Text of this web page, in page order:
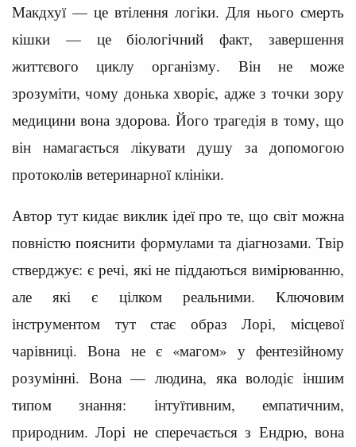
Макдхуї — це втілення логіки. Для нього смерть
кішки — це біологічний факт, завершення
життєвого циклу організму. Він не може
зрозуміти, чому донька хворіє, адже з точки зору
медицини вона здорова. Його трагедія в тому, що
він намагається лікувати душу за допомогою
протоколів ветеринарної клініки.
Автор тут кидає виклик ідеї про те, що світ можна
повністю пояснити формулами та діагнозами. Твір
стверджує: є речі, які не піддаються вимірюванню,
але які є цілком реальними. Ключовим
інструментом тут стає образ Лорі, місцевої
чарівниці. Вона не є «магом» у фентезійному
розумінні. Вона — людина, яка володіє іншим
типом знання: інтуїтивним, емпатичним,
природним. Лорі не сперечається з Ендрю, вона